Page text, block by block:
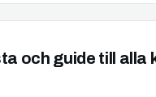
och guide till alla